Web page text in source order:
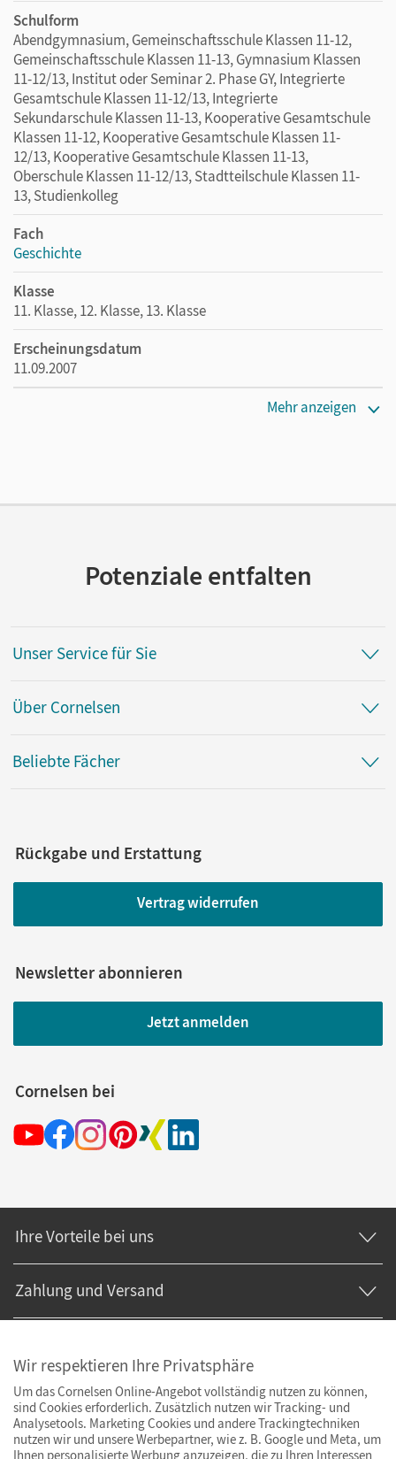
Schulform
Abendgymnasium, Gemeinschaftsschule Klassen 11-12,
Gemeinschaftsschule Klassen 11-13, Gymnasium Klassen
11-12/13, Institut oder Seminar 2. Phase GY, Integrierte
Gesamtschule Klassen 11-12/13, Integrierte
Sekundarschule Klassen 11-13, Kooperative Gesamtschule
Klassen 11-12, Kooperative Gesamtschule Klassen 11-
12/13, Kooperative Gesamtschule Klassen 11-13,
Oberschule Klassen 11-12/13, Stadtteilschule Klassen 11-
13, Studienkolleg
Fach
Geschichte
Klasse
11. Klasse, 12. Klasse, 13. Klasse
Erscheinungsdatum
11.09.2007
Mehr anzeigen
Potenziale entfalten
Unser Service für Sie
Über Cornelsen
Beliebte Fächer
Rückgabe und Erstattung
Vertrag widerrufen
Newsletter abonnieren
Jetzt anmelden
Cornelsen bei
Ihre Vorteile bei uns
Zahlung und Versand
Wir respektieren Ihre Privatsphäre
Um das Cornelsen Online-Angebot vollständig nutzen zu können,
sind Cookies erforderlich. Zusätzlich nutzen wir Tracking- und
Analysetools. Marketing Cookies und andere Trackingtechniken
nutzen wir und unsere Werbepartner, wie z. B. Google und Meta, um
Ihnen personalisierte Werbung anzuzeigen, die zu Ihren Interessen